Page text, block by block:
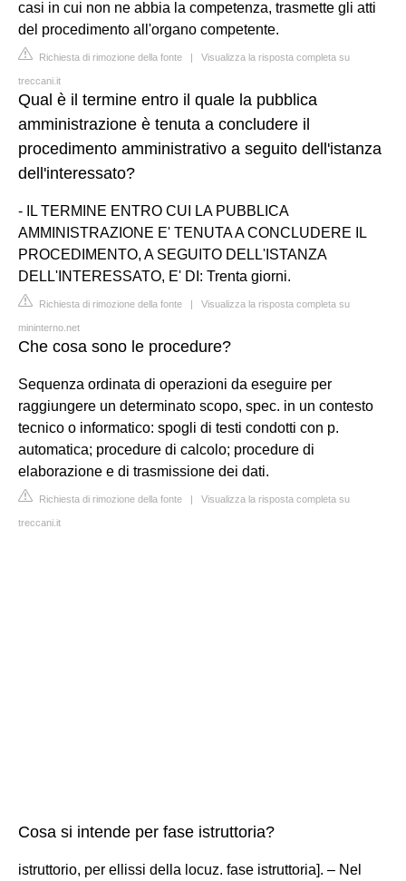
casi in cui non ne abbia la competenza, trasmette gli atti
del procedimento all'organo competente.
Richiesta di rimozione della fonte | Visualizza la risposta completa su
treccani.it
Qual è il termine entro il quale la pubblica
amministrazione è tenuta a concludere il
procedimento amministrativo a seguito dell'istanza
dell'interessato?
- IL TERMINE ENTRO CUI LA PUBBLICA
AMMINISTRAZIONE E' TENUTA A CONCLUDERE IL
PROCEDIMENTO, A SEGUITO DELL'ISTANZA
DELL'INTERESSATO, E' DI: Trenta giorni.
Richiesta di rimozione della fonte | Visualizza la risposta completa su
mininterno.net
Che cosa sono le procedure?
Sequenza ordinata di operazioni da eseguire per
raggiungere un determinato scopo, spec. in un contesto
tecnico o informatico: spogli di testi condotti con p.
automatica; procedure di calcolo; procedure di
elaborazione e di trasmissione dei dati.
Richiesta di rimozione della fonte | Visualizza la risposta completa su
treccani.it
Cosa si intende per fase istruttoria?
istruttorio, per ellissi della locuz. fase istruttoria]. – Nel